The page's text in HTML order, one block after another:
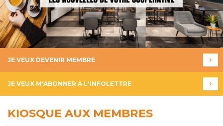
JE VEUX DEVENIR MEMBRE
JE VEUX M'ABONNER À L'INFOLETTRE
KIOSQUE AUX MEMBRES